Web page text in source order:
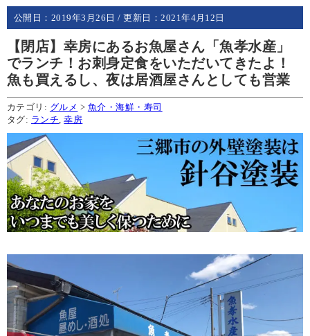
公開日： 2019年3月26日 / 更新日：2021年4月12日
【閉店】幸房にあるお魚屋さん「魚孝水産」
でランチ！お刺身定食をいただいてきたよ！
魚も買えるし、夜は居酒屋さんとしても営業
カテゴリ: グルメ > 魚介・海鮮・寿司
タグ: ランチ,幸房